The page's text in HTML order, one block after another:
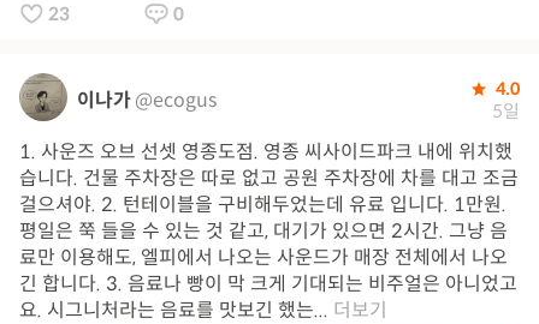
23 0
이나가@ecogus 4.0
5일
1. 사운즈 오브 선셋 영종도점. 영종 씨사이드파크 내에 위치했
습니다. 건물 주차장은 따로 없고 공원 주차장에 차를 대고 조금
걸으셔야. 2. 턴테이블을 구비해두었는데 유료 입니다. 1만원.
평일은 쭉 들을 수 있는 것 같고, 대기가 있으면 2시간. 그냥 음
료만 이용해도, 엘피에서 나오는 사운드가 매장 전체에서 나오
긴 합니다. 3. 음료나 빵이 막 크게 기대되는 비주얼은 아니었고
요. 시그니처라는 음료를 맛보긴 했는... 더보기